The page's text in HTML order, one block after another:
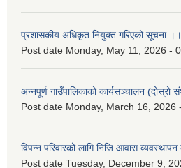
प्रशासकीय अधिकृत नियुक्त गरिएको सूचना
Post date Monday, May 11, 2026 -
अन्नपूर्ण गाउँपालिकाको कार्यसञ्चालन (दोस्रो
Post date Monday, March 16, 2026
विपन्न परिवारको लागि निजि आवास व्यवस्थापन
Post date Tuesday, December 9,